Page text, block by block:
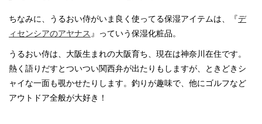
ちなみに、うるおい侍がいま良く使ってる保湿アイテムは、『デ
ィセンシアのアヤナス 』っていう保湿化粧品。
うるおい侍は、大阪生まれの大阪育ち、現在は神奈川在住です。
熱く語りだすとついつい関西弁が出たりもしますが、ときどきシ
ャイな一面も覗かせたりします。釣りが趣味で、他にゴルフなど
アウトドア全般が大好き！